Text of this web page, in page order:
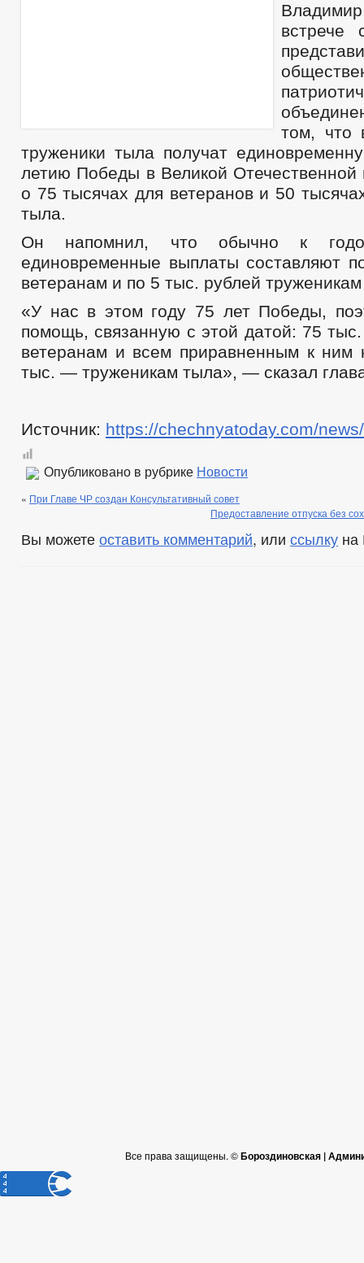
встрече
том, что
труженики тыла получат
летию Победы в Великой Отечественной
о 75 тысячах для ветеранов и 50
тыла.
Он напомнил, что обычно к
единовременные выплаты составляют
ветеранам и по 5 тыс. рублей
«У нас в этом году 75 лет Победы,
помощь, связанную с этой датой: 75
ветеранам и всем приравненным к ним
тыс. — труженикам тыла», — сказал
Источник: https://chechnyatoday.com/
Опубликовано в рубрике Новости
« При Главе ЧР создан Консультативный совет
Предоставление отпуска без
Вы можете оставить комментарий, или ссылку на
Все права защищены. ©Бороздиновская |